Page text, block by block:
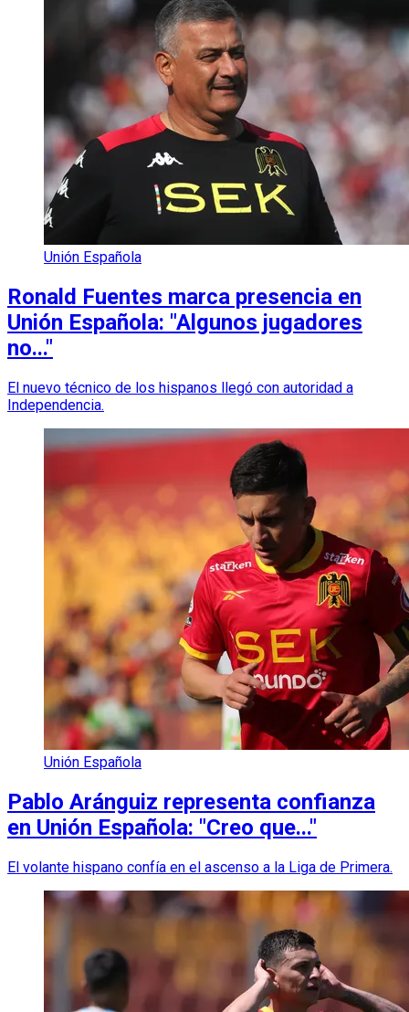
Unión Española
Ronald Fuentes marca presencia en
Unión Española: "Algunos jugadores
no..."
El nuevo técnico de los hispanos llegó con autoridad a
Independencia.
Unión Española
Pablo Aránguiz representa confianza
en Unión Española: "Creo que..."
El volante hispano confía en el ascenso a la Liga de Primera.